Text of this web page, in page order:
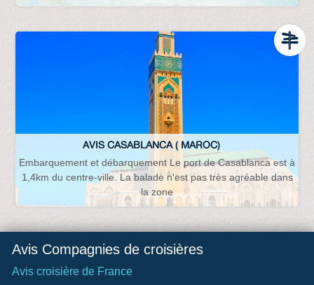
AVIS CASABLANCA ( MAROC)
Embarquement et débarquement Le port de Casablanca est à
1,4km du centre-ville. La balade n'est pas très agréable dans
la zone
Avis Compagnies de croisières
Avis croisière de France